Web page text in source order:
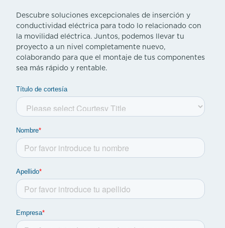
Descubre soluciones excepcionales de inserción y
conductividad eléctrica para todo lo relacionado con
la movilidad eléctrica. Juntos, podemos llevar tu
proyecto a un nivel completamente nuevo,
colaborando para que el montaje de tus componentes
sea más rápido y rentable.